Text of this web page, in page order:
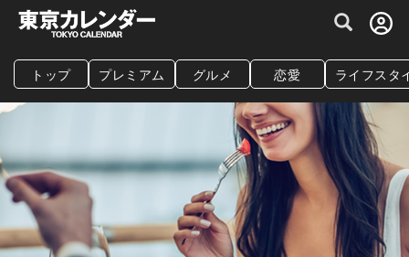
グルメ情報・プレミアムレストラン予約
トップ プレミアム グルメ 恋愛 ライフスタ